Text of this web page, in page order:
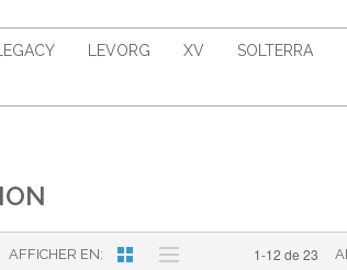
LEVORG XV SOLTERRA
AFFICHER EN 1-12 de 23